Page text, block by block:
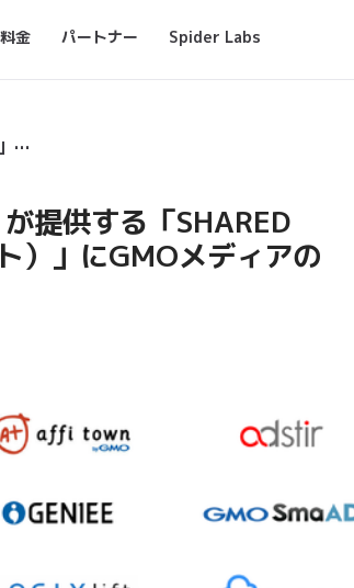
料金 パートナー Spider Labs
​アドフラウド対策ツール「Spider AF」が提供する「SHARED BLACKLIST（シェアードブラックリスト）」にGMOメディアのASP「アフィタウン」が参画
提供する「SHARED
）」にGMOメディアの